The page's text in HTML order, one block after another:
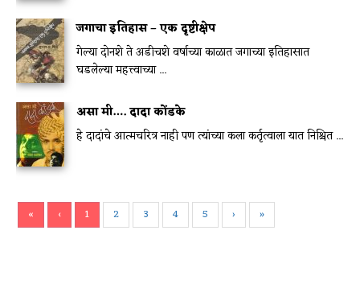
जगाचा इतिहास – एक दृष्टीक्षेप
गेल्या दोनशे ते अडीचशे वर्षाच्या काळात जगाच्या इतिहासात
घडलेल्या महत्त्वाच्या ...
असा मी…. दादा कोंडके
हे दादांचे आत्मचरित्र नाही पण त्यांच्या कला कर्तृत्वाला यात निश्चित ...
« ‹ 1 2 3 4 5 › »